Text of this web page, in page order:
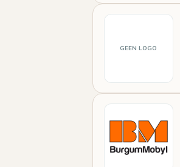
GEEN LOGO